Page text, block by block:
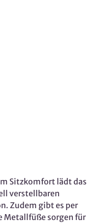
Sitzkomfort lädt das
verstellbaren
Zudem gibt es per
Metallfüße sorgen für